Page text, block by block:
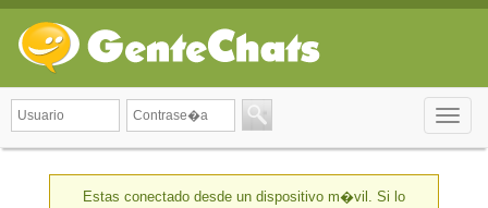
Toggle
Estas conectado desde un dispositivo m�vil. Si lo